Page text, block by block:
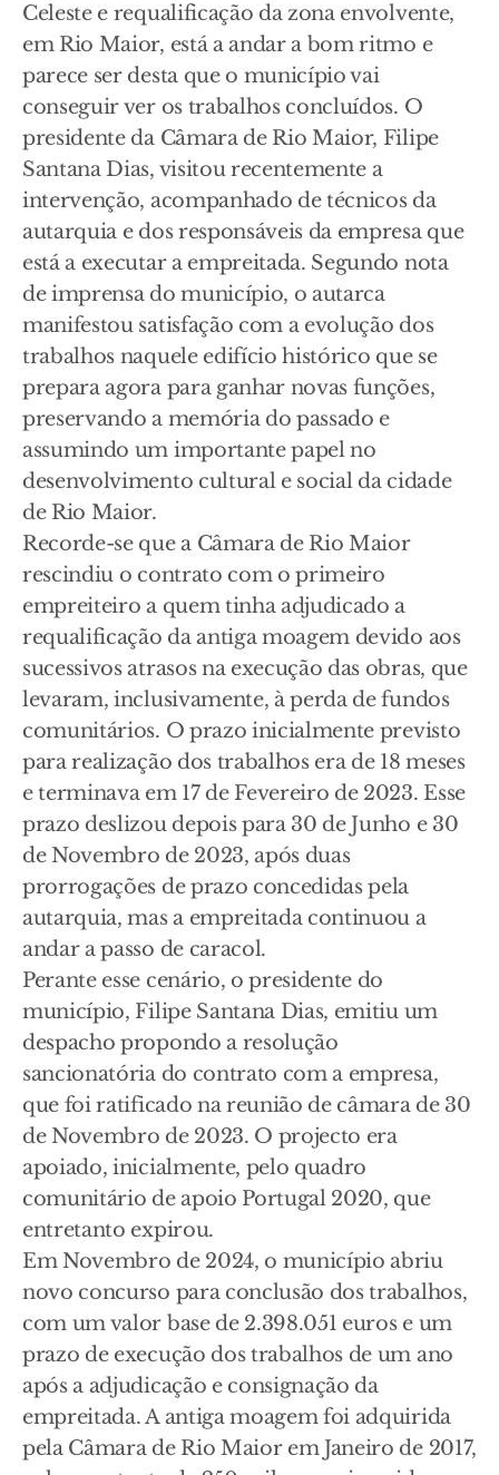
Celeste e requalificação da zona envolvente,
em Rio Maior, está a andar a bom ritmo e
parece ser desta que o município vai
conseguir ver os trabalhos concluídos. O
presidente da Câmara de Rio Maior, Filipe
Santana Dias, visitou recentemente a
intervenção, acompanhado de técnicos da
autarquia e dos responsáveis da empresa que
está a executar a empreitada. Segundo nota
de imprensa do município, o autarca
manifestou satisfação com a evolução dos
trabalhos naquele edifício histórico que se
prepara agora para ganhar novas funções,
preservando a memória do passado e
assumindo um importante papel no
desenvolvimento cultural e social da cidade
de Rio Maior.
Recorde-se que a Câmara de Rio Maior
rescindiu o contrato com o primeiro
empreiteiro a quem tinha adjudicado a
requalificação da antiga moagem devido aos
sucessivos atrasos na execução das obras, que
levaram, inclusivamente, à perda de fundos
comunitários. O prazo inicialmente previsto
para realização dos trabalhos era de 18 meses
e terminava em 17 de Fevereiro de 2023. Esse
prazo deslizou depois para 30 de Junho e 30
de Novembro de 2023, após duas
prorrogações de prazo concedidas pela
autarquia, mas a empreitada continuou a
andar a passo de caracol.
Perante esse cenário, o presidente do
município, Filipe Santana Dias, emitiu um
despacho propondo a resolução
sancionatória do contrato com a empresa,
que foi ratificado na reunião de câmara de 30
de Novembro de 2023. O projecto era
apoiado, inicialmente, pelo quadro
comunitário de apoio Portugal 2020, que
entretanto expirou.
Em Novembro de 2024, o município abriu
novo concurso para conclusão dos trabalhos,
com um valor base de 2.398.051 euros e um
prazo de execução dos trabalhos de um ano
após a adjudicação e consignação da
empreitada. A antiga moagem foi adquirida
pela Câmara de Rio Maior em Janeiro de 2017,